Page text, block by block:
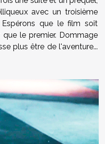
avec un troisième
Espérons que le film soit
le premier. Dommage
plus être de l'aventure...